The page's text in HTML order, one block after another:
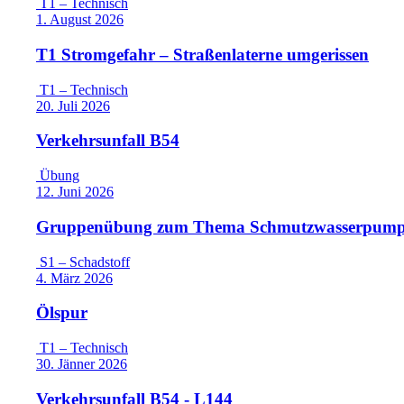
T1 – Technisch
1. August 2026
T1 Stromgefahr – Straßenlaterne umgerissen
T1 – Technisch
20. Juli 2026
Verkehrsunfall B54
Übung
12. Juni 2026
Gruppenübung zum Thema
S1 – Schadstoff
4. März 2026
Ölspur
T1 – Technisch
30. Jänner 2026
Verkehrsunfall B54 - L144